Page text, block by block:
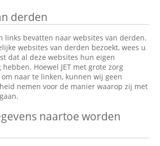
derden
links bevatten naar websites van derden.
websites van derden bezoekt, wees u
dat al deze websites hun eigen
Hoewel JET met grote zorg
naar te linken, kunnen wij geen
nemen voor de manier waarop zij met
naartoe worden